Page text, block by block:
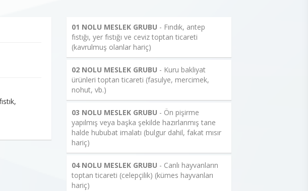
01 NOLU MESLEK GRUBU - Fındık, antep
fıstığı, yer fıstığı ve ceviz toptan ticareti
(kavrulmuş olanlar hariç)
02 NOLU MESLEK GRUBU - Kuru bakliyat
ürünleri toptan ticareti (fasulye, mercimek,
nohut, vb.)
03 NOLU MESLEK GRUBU - Ön pişirme
yapılmış veya başka şekilde hazırlanmış tane
halde hububat imalatı (bulgur dahil, fakat mısır
hariç)
04 NOLU MESLEK GRUBU - Canlı hayvanların
toptan ticareti (celepçilik) (kümes hayvanları
hariç)